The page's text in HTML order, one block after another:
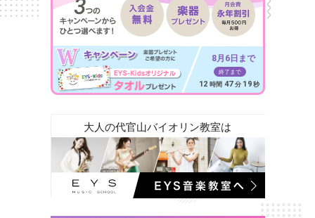
8月6日まで
終了まで
12 時間 47 分 17 秒
大人の代官山バイオリン教室は